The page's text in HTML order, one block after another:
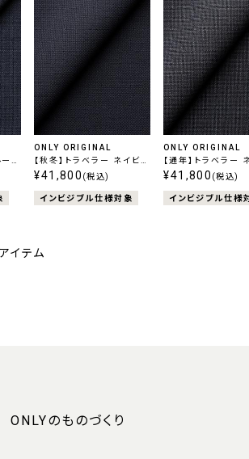
チ
ONLY ORIGINAL
【秋冬】トラベラー ネイビー
無地
¥41,800 (税込)
インビジブル仕様対象
ONLY ORIGINAL
【通年】トラベラー
柄無地
¥41,800 (税込)
インビジブル仕様
イテム
ONLYのものづくり